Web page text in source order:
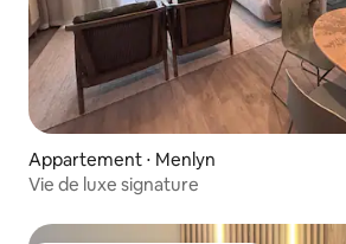
Appartement ⋅ Menlyn
Vie de luxe signature